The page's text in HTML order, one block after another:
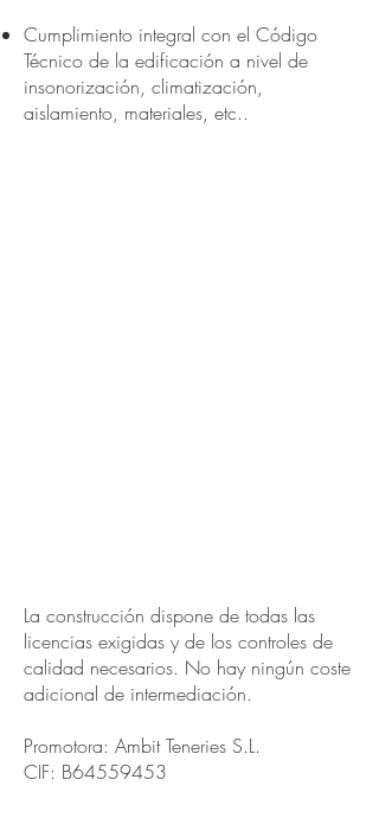
Cumplimiento integral con el Código
Técnico de la edificación a nivel de
insonorización, climatización,
aislamiento, materiales, etc..
La construcción dispone de todas las
licencias exigidas y de los controles de
calidad necesarios. No hay ningún coste
adicional de intermediación.
Promotora: Ambit Teneries S.L.
CIF: B64559453